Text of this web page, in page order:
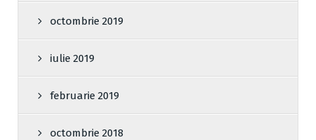
octombrie 2019
iulie 2019
februarie 2019
octombrie 2018